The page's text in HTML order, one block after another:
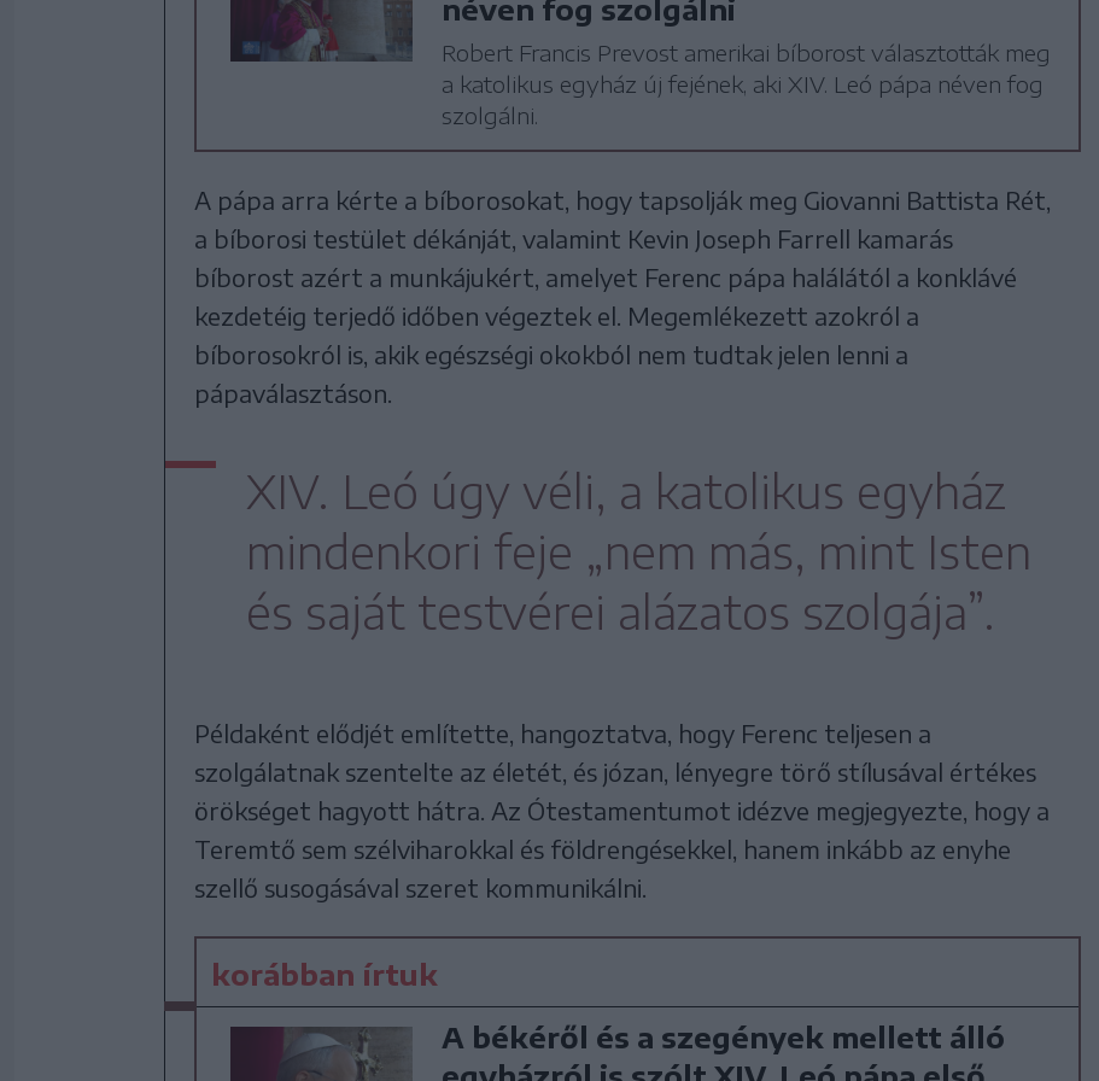
néven fog szolgálni
Robert Francis Prevost amerikai bíborost választották meg
a katolikus egyház új fejének, aki XIV. Leó pápa néven fog
szolgálni.
A pápa arra kérte a bíborosokat, hogy tapsolják meg Giovanni Battista Rét,
a bíborosi testület dékánját, valamint Kevin Joseph Farrell kamarás
bíborost azért a munkájukért, amelyet Ferenc pápa halálától a konklávé
kezdetéig terjedő időben végeztek el. Megemlékezett azokról a
bíborosokról is, akik egészségi okokból nem tudtak jelen lenni a
pápaválasztáson.
XIV. Leó úgy véli, a katolikus egyház
mindenkori feje „nem más, mint Isten
és saját testvérei alázatos szolgája”.
Példaként elődjét említette, hangoztatva, hogy Ferenc teljesen a
szolgálatnak szentelte az életét, és józan, lényegre törő stílusával értékes
örökséget hagyott hátra. Az Ótestamentumot idézve megjegyezte, hogy a
Teremtő sem szélviharokkal és földrengésekkel, hanem inkább az enyhe
szellő susogásával szeret kommunikálni.
korábban írtuk
A békéről és a szegények mellett álló